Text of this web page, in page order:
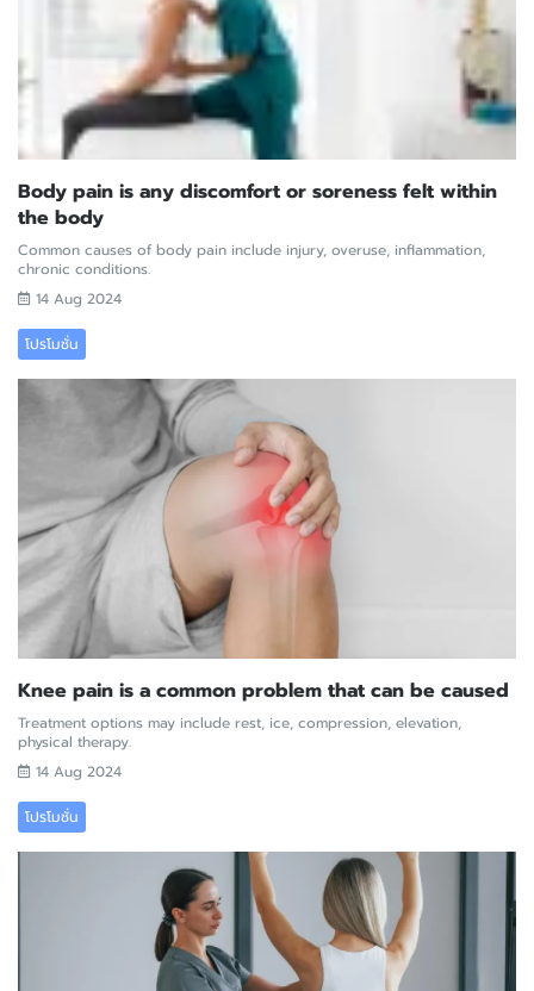
Body pain is any discomfort or soreness felt within
the body
Common causes of body pain include injury, overuse, inflammation,
chronic conditions.
14 Aug 2024
โปรโมชั่น
Knee pain is a common problem that can be caused
Treatment options may include rest, ice, compression, elevation,
physical therapy.
14 Aug 2024
โปรโมชั่น